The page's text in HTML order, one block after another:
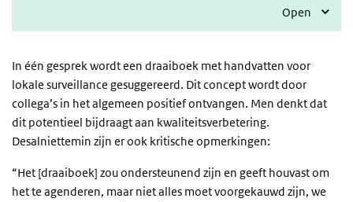
Open
In één gesprek wordt een draaiboek met handvatten voor
lokale surveillance gesuggereerd. Dit concept wordt door
collega’s in het algemeen positief ontvangen. Men denkt dat
dit potentieel bijdraagt aan kwaliteitsverbetering.
Desalniettemin zijn er ook kritische opmerkingen:
“Het [draaiboek] zou ondersteunend zijn en geeft houvast om
het te agenderen, maar niet alles moet voorgekauwd zijn, we